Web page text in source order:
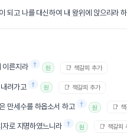
되고 나를 대신하여 내 왕위 에 앉으리라
이른지라 † 원 📑 책갈피 추가
려가고 † 원 📑 책갈피 추가
만세수를 하옵소서 하고 † 원 📑 책
자로 지명하였느니라 † 원 📑 책갈피